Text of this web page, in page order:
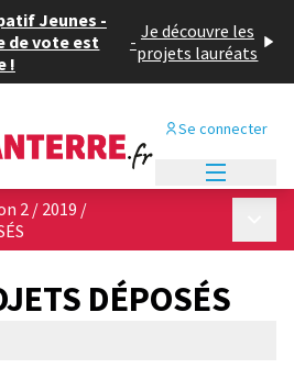
Jeunes -
de vote est
!
- Je découvre les
projets lauréats
Se connecter
2 / 2019 /
DÉPOSÉS